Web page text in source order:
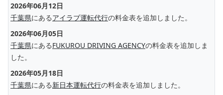
2026年06月12日
千葉県にあるアイラブ運転代行の料金表を追加しました。
2026年06月05日
千葉県にあるFUKUROU DRIVING AGENCYの料金表を追加しま
した。
2026年05月18日
千葉県にある新日本運転代行の料金表を追加しました。